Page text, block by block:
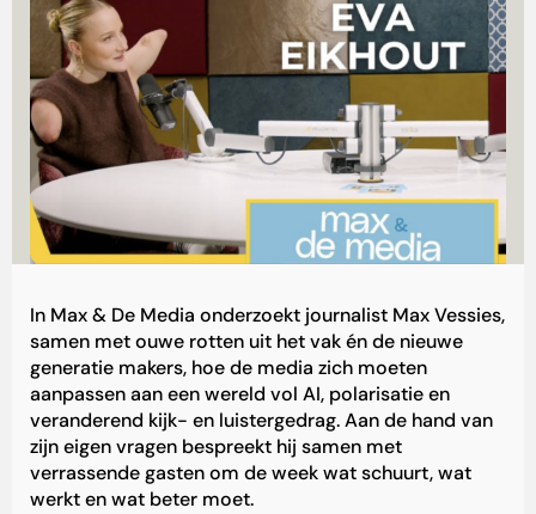
In Max & De Media onderzoekt journalist Max Vessies,
samen met ouwe rotten uit het vak én de nieuwe
generatie makers, hoe de media zich moeten
aanpassen aan een wereld vol AI, polarisatie en
veranderend kijk- en luistergedrag. Aan de hand van
zijn eigen vragen bespreekt hij samen met
verrassende gasten om de week wat schuurt, wat
werkt en wat beter moet.